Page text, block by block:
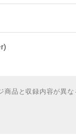
品と収録内容が異